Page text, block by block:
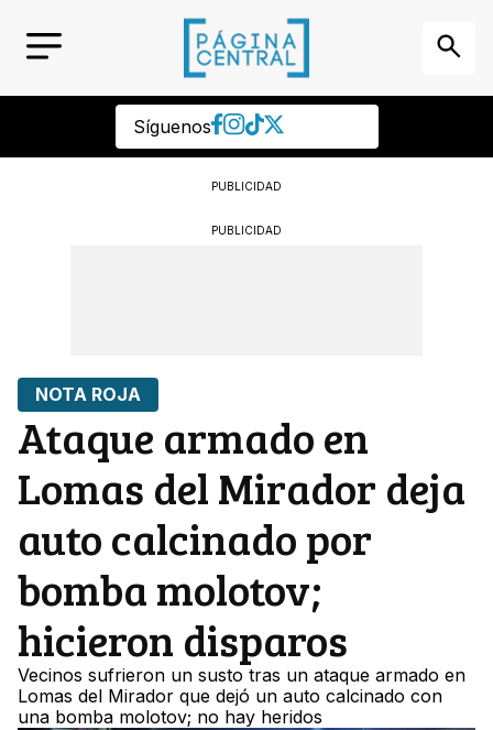
Síguenos
PUBLICIDAD
PUBLICIDAD
NOTA ROJA
Ataque armado en
Lomas del Mirador deja
auto calcinado por
bomba molotov;
hicieron disparos
Vecinos sufrieron un susto tras un ataque armado en
Lomas del Mirador que dejó un auto calcinado con
una bomba molotov; no hay heridos